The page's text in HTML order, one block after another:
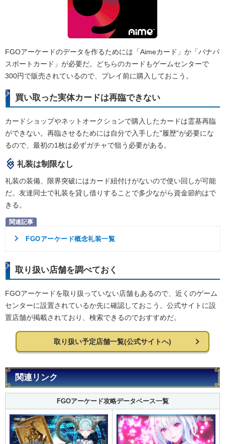
FGOアーケードのデータを作るためには「Aimeカード」か「バナパ
スポートカード」が必要だ。どちらのカードもゲームセンターで
300円で販売されているので、プレイ前に購入しておこう。
買い取った実体カードは再臨できない
カードショップやネットオークションで購入したカードは霊基再臨
ができない。再臨させるためには自分で入手した"履歴"が必要にな
るので、最初の1枚は必ずガチャで狙う必要がある。
礼装は制限なし
礼装の装備、限界突破にはカード紐付けがないので使い回しが可能
だ。友達同士で礼装を貸し借りすることで多少ながら資金節約はで
きる。
FGOアーケード概念礼装一覧
取り扱い店舗を調べておく
FGOアーケードを取り扱っていない店舗もあるので、近くのゲーム
センターに設置されているか先に確認しておこう。公式サイトに設
置店舗が掲載されており、検索できるのでおすすめだ。
取り扱い予定店舗一覧(公式サイトへ)
関連リンク
FGOアーケード攻略データベース一覧